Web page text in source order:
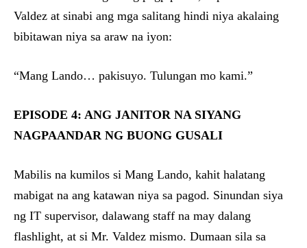
Valdez at sinabi ang mga salitang hindi niya akalaing
bibitawan niya sa araw na iyon:
“Mang Lando… pakisuyo. Tulungan mo kami.”
EPISODE 4: ANG JANITOR NA SIYANG
NAGPAANDAR NG BUONG GUSALI
Mabilis na kumilos si Mang Lando, kahit halatang
mabigat na ang katawan niya sa pagod. Sinundan siya
ng IT supervisor, dalawang staff na may dalang
flashlight, at si Mr. Valdez mismo. Dumaan sila sa